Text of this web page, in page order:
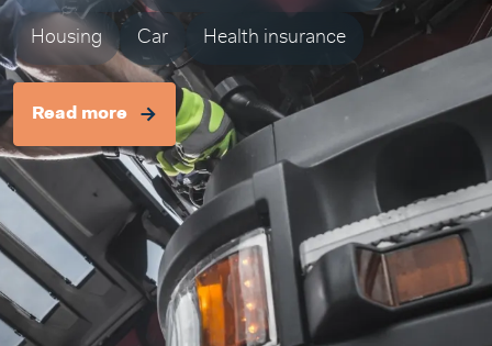
Housing Car Health insurance
Read more